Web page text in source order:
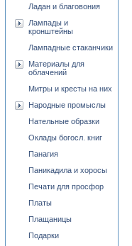
Ладан и благовония
Лампады и
кронштейны
Лампадные стаканчики
Материалы для
облачений
Митры и кресты на них
Народные промыслы
Нательные образки
Оклады богосл. книг
Панагия
Паникадила и хоросы
Печати для просфор
Платы
Плащаницы
Подарки